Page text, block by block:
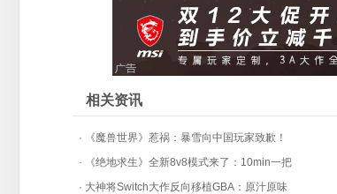
相关资讯
· 《魔兽世界》惹祸：暴雪向中国玩家致歉！
· 《绝地求生》全新8v8模式来了：10min一把
· 大神将Switch大作反向移植GBA：原汁原味